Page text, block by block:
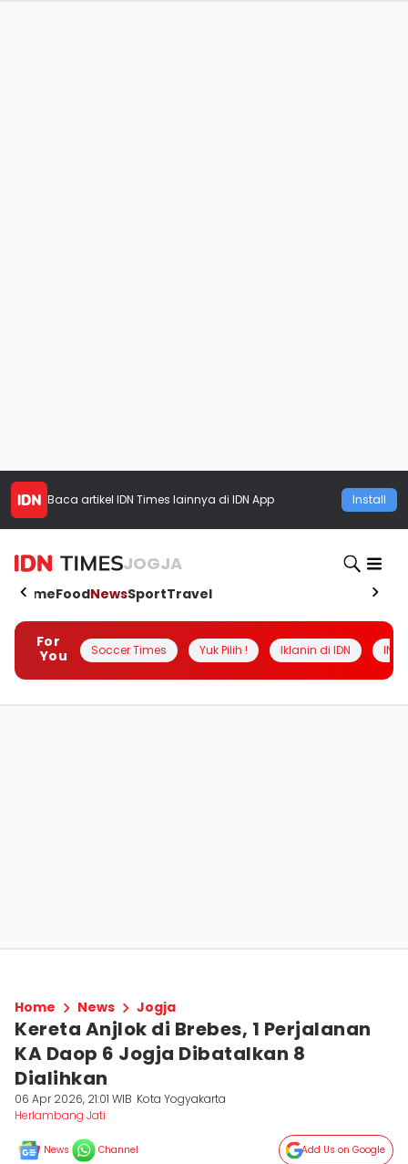
Baca artikel IDN Times lainnya di IDN App Install
JOGJA
HomeFoodNewsSportTravel
For
You
Soccer Times Yuk Pilih ! Iklanin di IDN
Home News Jogja
Kereta Anjlok di Brebes, 1 Perjalanan
KA Daop 6 Jogja Dibatalkan 8
Dialihkan
06 Apr 2026, 21:01 WIB Kota Yogyakarta
Herlambang Jati
News Channel Add Us on Google